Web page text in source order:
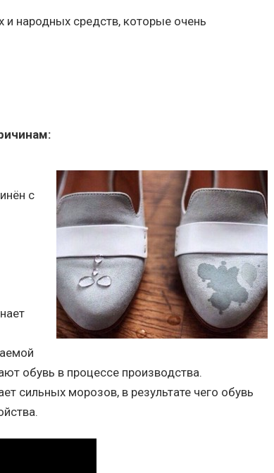
народных средств, которые очень
с
обувь в процессе производства.
сильных морозов, в результате чего обувь